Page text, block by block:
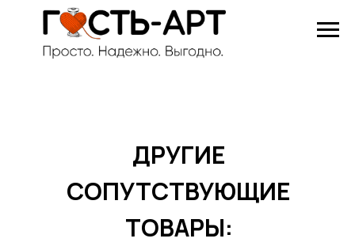
ДРУГИЕ
СОПУТСТВУЮЩИЕ
ТОВАРЫ: